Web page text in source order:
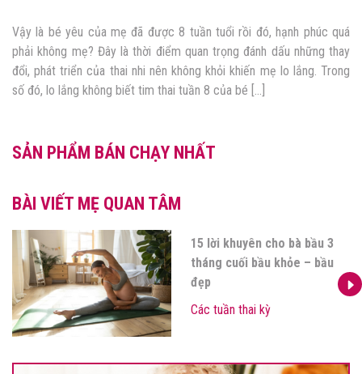
Vậy là bé yêu của mẹ đã được 8 tuần tuổi rồi đó, hạnh phúc quá
phải không mẹ? Đây là thời điểm quan trọng đánh dấu những thay
đổi, phát triển của thai nhi nên không khỏi khiến mẹ lo lắng. Trong
số đó, lo lắng không biết tim thai tuần 8 của bé […]
SẢN PHẨM BÁN CHẠY NHẤT
BÀI VIẾT MẸ QUAN TÂM
15 lời khuyên cho bà bầu 3
tháng cuối bầu khỏe – bầu
đẹp
Các tuần thai kỳ